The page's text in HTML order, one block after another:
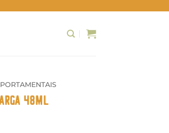
48ml